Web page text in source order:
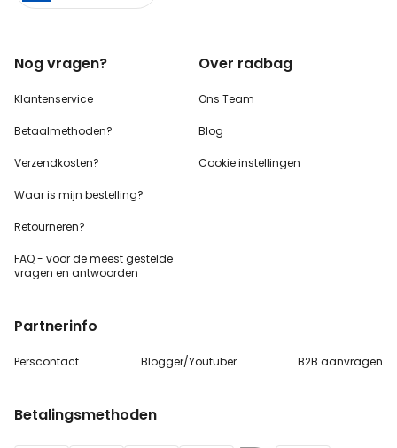
Nog vragen?
Klantenservice
Betaalmethoden?
Verzendkosten?
Waar is mijn bestelling?
Retourneren?
FAQ - voor demeest gestelde
vragen en antwoorden
Over radbag
Ons Team
Blog
Cookie instellingen
Partnerinfo
Perscontact Blogger/Youtuber B2B aanvragen
Betalingsmethoden